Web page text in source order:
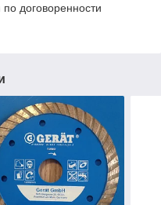
договоренности